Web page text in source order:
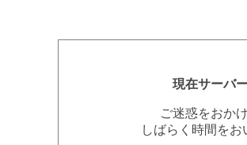
現在サーバ
ご迷惑をおか
しばらく時間を